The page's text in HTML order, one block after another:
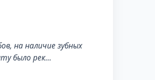
на наличие зубных
было рек…